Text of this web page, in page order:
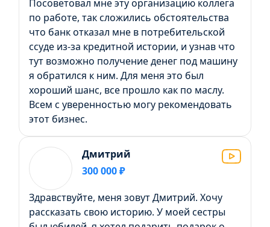
Посоветовал мне эту организацию коллега
по работе, так сложились обстоятельства
что банк отказал мне в потребительской
ссуде из-за кредитной истории, и узнав что
тут возможно получение денег под машину
я обратился к ним. Для меня это был
хороший шанс, все прошло как по маслу.
Всем с уверенностью могу рекомендовать
этот бизнес.
Дмитрий
300 000 ₽
Здравствуйте, меня зовут Дмитрий. Хочу
рассказать свою историю. У моей сестры